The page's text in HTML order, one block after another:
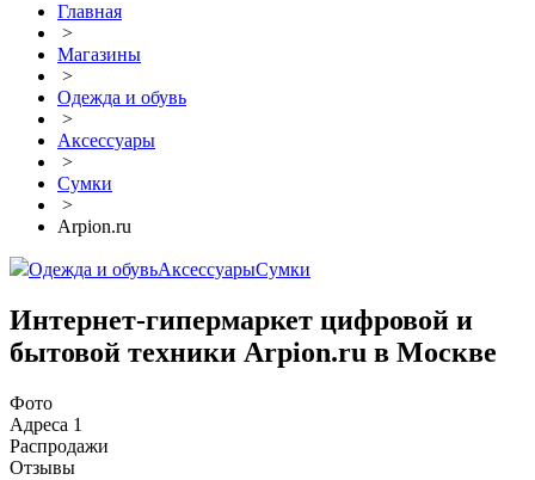
Главная
>
Магазины
>
Одежда и обувь
>
Аксессуары
>
Сумки
>
Arpion.ru
Одежда и обувьАксессуарыСумки
Интернет-гипермаркет цифровой и
бытовой техники Arpion.ru в Москве
Фото
Адреса 1
Распродажи
Отзывы